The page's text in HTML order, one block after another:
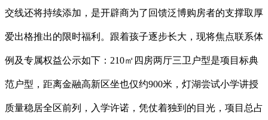
交线还将持续添加，是开辟商为了回馈泛博购房者的支撑取厚
爱出格推出的限时福利。跟着孩子逐步长大，现将焦点联系体
例及专属权益公示如下：210㎡四房两厅三卫户型是项目标典
范户型，距离金融高新区坐也仅约900米，灯湖尝试小学讲授
质量稳居全区前列，入学许诺，凭仗着独到的目光，项目总占